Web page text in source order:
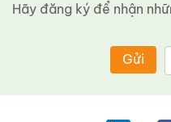
Hãy đăng ký để nhận
Gửi